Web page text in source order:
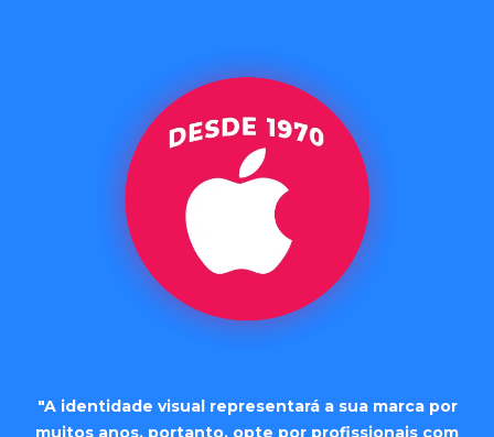
"A identidade visual representará a sua marca por
muitos anos, portanto, opte por profissionais com